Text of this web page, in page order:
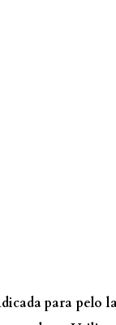
para pelo